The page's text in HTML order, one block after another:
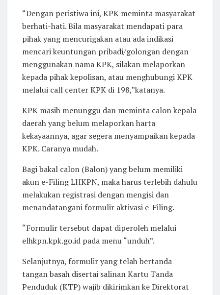
“Dengan peristiwa ini, KPK meminta masyarakat
berhati-hati. Bila masyarakat mendapati para
pihak yang mencurigakan atau ada indikasi
mencari keuntungan pribadi/golongan dengan
menggunakan nama KPK, silakan melaporkan
kepada pihak kepolisan, atau menghubungi KPK
melalui call center KPK di 198,”katanya.
KPK masih menunggu dan meminta calon kepala
daerah yang belum melaporkan harta
kekayaannya, agar segera menyampaikan kepada
KPK. Caranya mudah.
Bagi bakal calon (Balon) yang belum memiliki
akun e-Filing LHKPN, maka harus terlebih dahulu
melakukan registrasi dengan mengisi dan
menandatangani formulir aktivasi e-Filing.
“Formulir tersebut dapat diperoleh melalui
elhkpn.kpk.go.id pada menu “unduh”.
Selanjutnya, formulir yang telah bertanda
tangan basah disertai salinan Kartu Tanda
Penduduk (KTP) wajib dikirimkan ke Direktorat